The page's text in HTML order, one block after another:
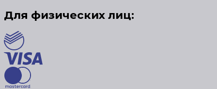
Для физических лиц: